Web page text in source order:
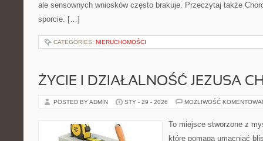
ale sensownych wniosków często brakuje. Przeczytaj także
sporcie. […]
CATEGORIES: NIERUCHOMOŚCI
ŻYCIE I DZIAŁALNOŚĆ JEZUSA
POSTED BY ADMIN STY - 29 - 2026 MOŻLIWOŚĆ
To miejsce stworzone z
które pomaga umacniać